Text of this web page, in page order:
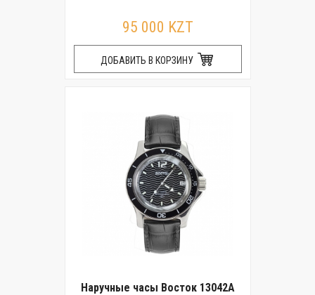
95 000 KZT
ДОБАВИТЬ В КОРЗИНУ
Наручные часы Восток 13042А